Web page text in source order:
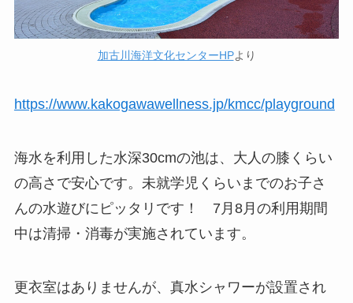
加古川海洋文化センターHPより
https://www.kakogawawellness.jp/kmcc/playground
海水を利用した水深30cmの池は、大人の膝くらい
の高さで安心です。未就学児くらいまでのお子さ
んの水遊びにピッタリです！ 7月8月の利用期間
中は清掃・消毒が実施されています。
更衣室はありませんが、真水シャワーが設置され